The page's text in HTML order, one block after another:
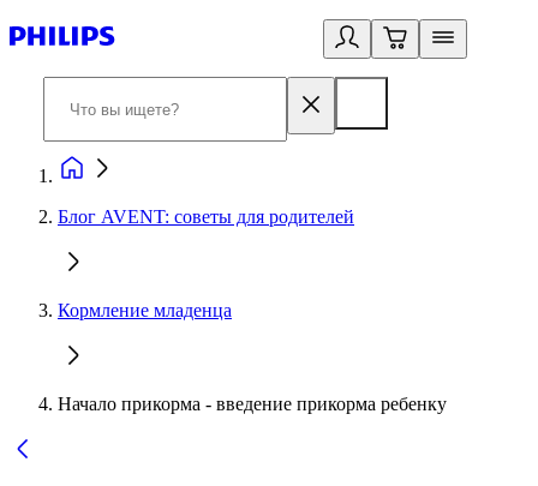
Блог AVENT: советы для родителей
Кормление младенца
Начало прикорма - введение прикорма ребенку